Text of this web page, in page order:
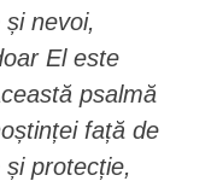
nevoi,
El este
psalmă
față de
protecție,